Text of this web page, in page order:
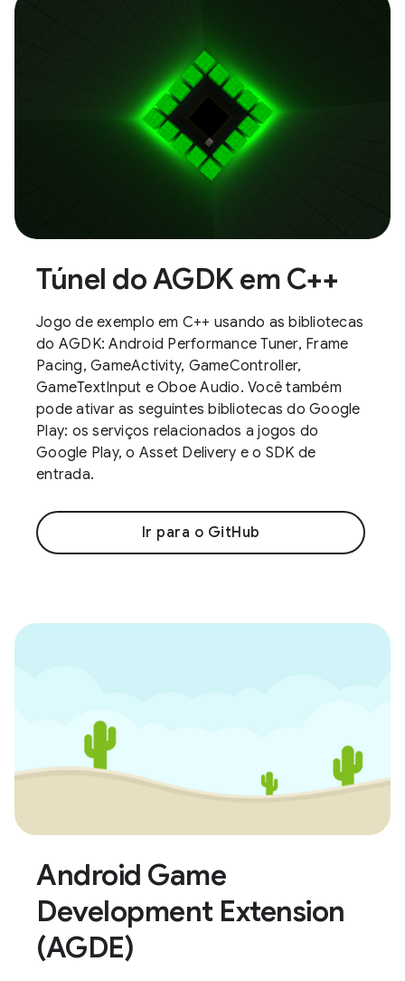
Túnel do AGDK em C++
Jogo de exemplo em C++ usando as bibliotecas
do AGDK: Android Performance Tuner, Frame
Pacing, GameActivity, GameController,
GameTextInput e Oboe Audio. Você também
pode ativar as seguintes bibliotecas do Google
Play: os serviços relacionados a jogos do
Google Play, o Asset Delivery e o SDK de
entrada.
Ir para o GitHub
Android Game
Development Extension
(AGDE)